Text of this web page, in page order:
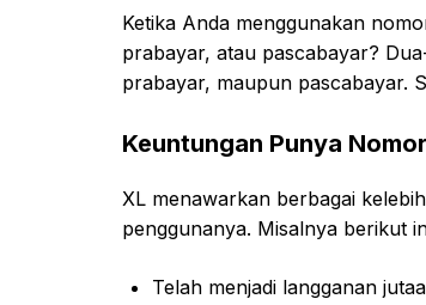
Ketika Anda menggunakan
prabayar, atau pascabayar?
prabayar, maupun pascabayar.
Keuntungan Punya
XL menawarkan berbagai
penggunanya. Misalnya berikut
Telah menjadi langganan